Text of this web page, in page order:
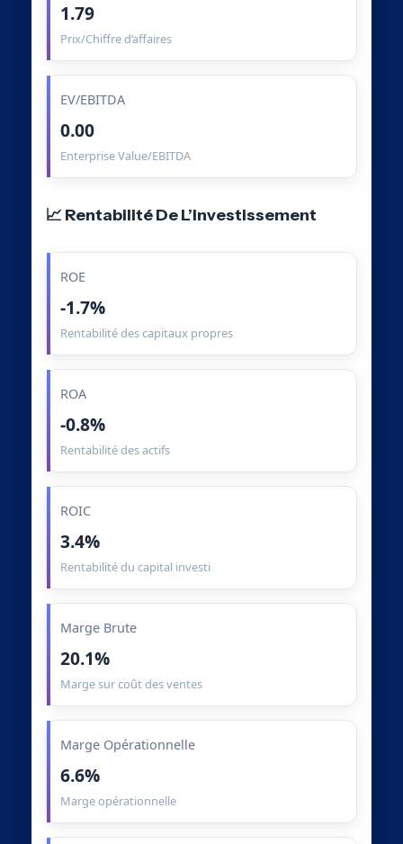
1.79
Prix/Chiffre d’affaires
EV/EBITDA
0.00
Enterprise Value/EBITDA
📈 Rentabilité De L’Investissement
ROE
-1.7%
Rentabilité des capitaux propres
ROA
-0.8%
Rentabilité des actifs
ROIC
3.4%
Rentabilité du capital investi
Marge Brute
20.1%
Marge sur coût des ventes
Marge Opérationnelle
6.6%
Marge opérationnelle